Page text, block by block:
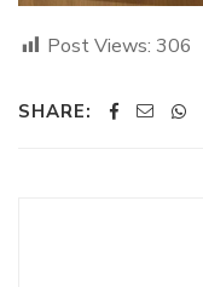
Post Views: 306
SHARE: